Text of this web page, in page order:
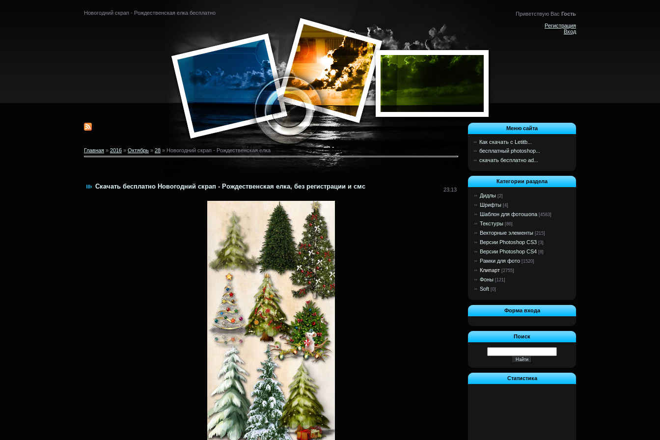
Новогодний скрап - Рождественская елка бесплатно Приветствую Вас Гость
Регистрация
Вход
Главная » 2016 » Октябрь » 28 » Новогодний скрап - Рождественская елка
Скачать бесплатно Новогодний скрап - Рождественская елка, без регистрации и смс 23:13
Меню сайта
Как скачать с Letitb...
бесплатный photoshop...
скачать бесплатно ad...
Категории раздела
Дидлы [2]
Шрифты [4]
Шаблон для фотошопа [4583]
Текстуры [86]
Векторные элементы [215]
Версии Photoshop CS3 [3]
Версии Photoshop CS4 [8]
Рамки для фото [1520]
Клипарт [2755]
Фоны [121]
Soft [0]
Форма входа
Поиск
Статистика